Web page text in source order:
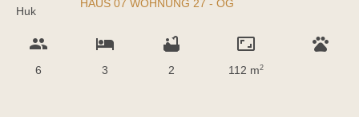
HAUS 07 WOHNUNG 27 - OG
group
6
hotel
3
bathtub
2
aspect_ratio
112 m2
pets